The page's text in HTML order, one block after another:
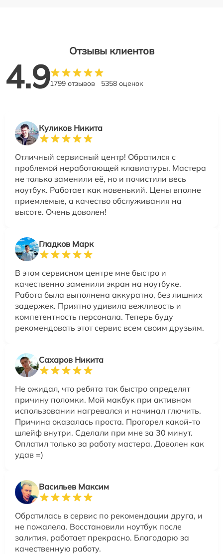
Отзывы клиентов
4.91799 отзывов 5358 оценок
Куликов Никита
Отличный сервисный центр! Обратился с
проблемой неработающей клавиатуры. Мастера
не только заменили её, но и почистили весь
ноутбук. Работает как новенький. Цены вполне
приемлемые, а качество обслуживания на
высоте. Очень доволен!
Гладков Марк
В этом сервисном центре мне быстро и
качественно заменили экран на ноутбуке.
Работа была выполнена аккуратно, без лишних
задержек. Приятно удивила вежливость и
компетентность персонала. Теперь буду
рекомендовать этот сервис всем своим друзьям.
Сахаров Никита
Не ожидал, что ребята так быстро определят
причину поломки. Мой макбук при активном
использовании нагревался и начинал глючить.
Причина оказалась проста. Прогорел какой-то
шлейф внутри. Сделали при мне за 30 минут.
Оплатил только за работу мастера. Доволен как
удав =)
Васильев Максим
Обратилась в сервис по рекомендации друга, и
не пожалела. Восстановили ноутбук после
залития, работает прекрасно. Благодарю за
качественную работу.